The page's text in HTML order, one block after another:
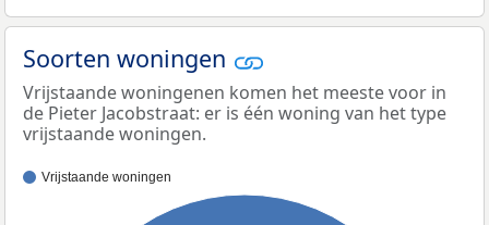
Soorten woningen
Vrijstaande woningenen komen het meeste voor in
de Pieter Jacobstraat: er is één woning van het type
vrijstaande woningen.
Vrijstaande woningen